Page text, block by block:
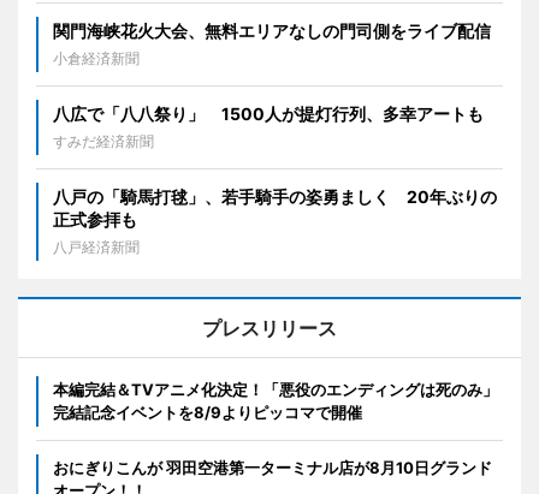
関門海峡花火大会、無料エリアなしの門司側をライブ配信
小倉経済新聞
八広で「八八祭り」 1500人が提灯行列、多幸アートも
すみだ経済新聞
八戸の「騎馬打毬」、若手騎手の姿勇ましく 20年ぶりの
正式参拝も
八戸経済新聞
プレスリリース
本編完結＆TVアニメ化決定！「悪役のエンディングは死のみ」
完結記念イベントを8/9よりピッコマで開催
おにぎりこんが 羽田空港第一ターミナル店が8月10日グランド